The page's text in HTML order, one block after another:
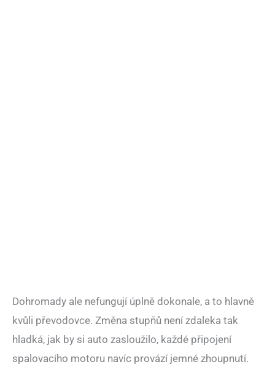
Dohromady ale nefungují úplně dokonale, a to hlavně
kvůli převodovce. Změna stupňů není zdaleka tak
hladká, jak by si auto zasloužilo, každé připojení
spalovacího motoru navíc provází jemné zhoupnutí.